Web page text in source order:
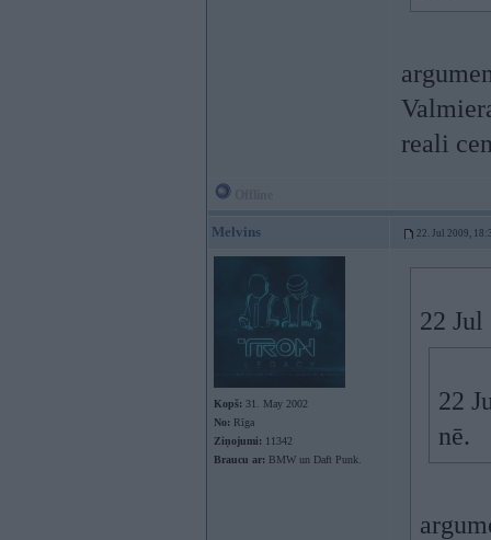
reali
Melvins 22. Jul 2009,
Kopš: 31. May 2002
No: Rīga
Ziņojumi: 11342
Braucu ar: BMW un Daft Punk.
22
22
nē.